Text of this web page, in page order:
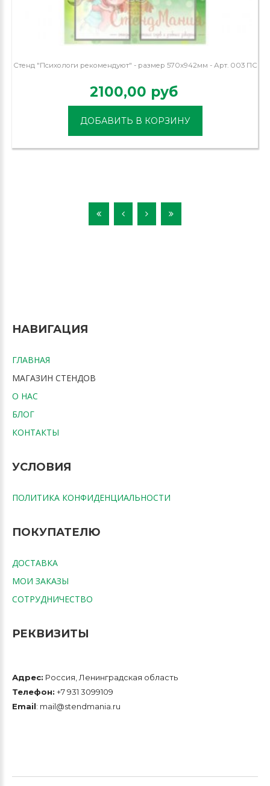
Стенд "Психологи рекомендуют" - размер 570х942мм - Арт. 003 ПС
2100,00 руб
ДОБАВИТЬ В КОРЗИНУ
НАВИГАЦИЯ
ГЛАВНАЯ
МАГАЗИН СТЕНДОВ
О НАС
БЛОГ
КОНТАКТЫ
УСЛОВИЯ
ПОЛИТИКА КОНФИДЕНЦИАЛЬНОСТИ
ПОКУПАТЕЛЮ
ДОСТАВКА
МОИ ЗАКАЗЫ
СОТРУДНИЧЕСТВО
РЕКВИЗИТЫ
Адрес: Россия, Ленинградская область
Телефон: +7 931 3099109
Email: mail@stendmania.ru